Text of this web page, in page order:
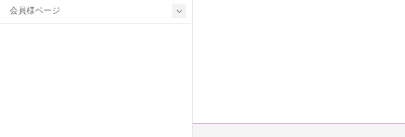
会員様ページ